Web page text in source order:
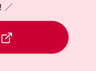
／